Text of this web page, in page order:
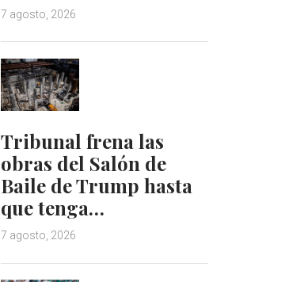
7 agosto, 2026
Tribunal frena las
obras del Salón de
Baile de Trump hasta
que tenga…
7 agosto, 2026